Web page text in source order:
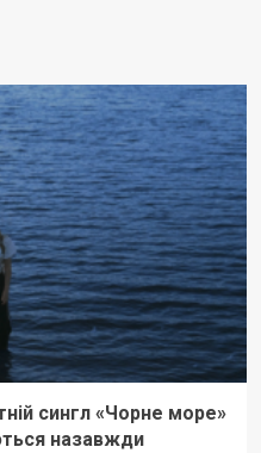
сингл «Чорне море»
назавжди